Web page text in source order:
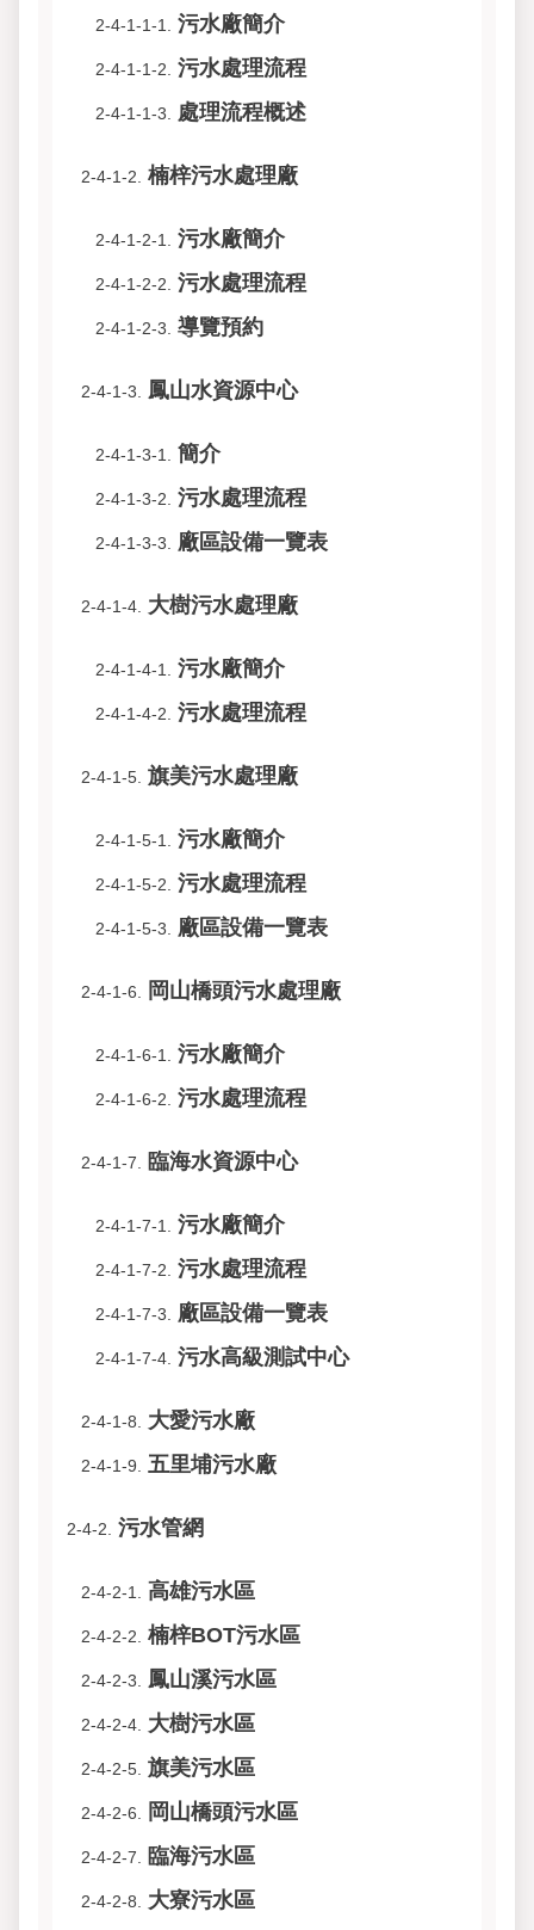
2-4-1-1-1. 污水廠簡介
2-4-1-1-2. 污水處理流程
2-4-1-1-3. 處理流程概述
2-4-1-2. 楠梓污水處理廠
2-4-1-2-1. 污水廠簡介
2-4-1-2-2. 污水處理流程
2-4-1-2-3. 導覽預約
2-4-1-3. 鳳山水資源中心
2-4-1-3-1. 簡介
2-4-1-3-2. 污水處理流程
2-4-1-3-3. 廠區設備一覽表
2-4-1-4. 大樹污水處理廠
2-4-1-4-1. 污水廠簡介
2-4-1-4-2. 污水處理流程
2-4-1-5. 旗美污水處理廠
2-4-1-5-1. 污水廠簡介
2-4-1-5-2. 污水處理流程
2-4-1-5-3. 廠區設備一覽表
2-4-1-6. 岡山橋頭污水處理廠
2-4-1-6-1. 污水廠簡介
2-4-1-6-2. 污水處理流程
2-4-1-7. 臨海水資源中心
2-4-1-7-1. 污水廠簡介
2-4-1-7-2. 污水處理流程
2-4-1-7-3. 廠區設備一覽表
2-4-1-7-4. 污水高級測試中心
2-4-1-8. 大愛污水廠
2-4-1-9. 五里埔污水廠
2-4-2. 污水管網
2-4-2-1. 高雄污水區
2-4-2-2. 楠梓BOT污水區
2-4-2-3. 鳳山溪污水區
2-4-2-4. 大樹污水區
2-4-2-5. 旗美污水區
2-4-2-6. 岡山橋頭污水區
2-4-2-7. 臨海污水區
2-4-2-8. 大寮污水區